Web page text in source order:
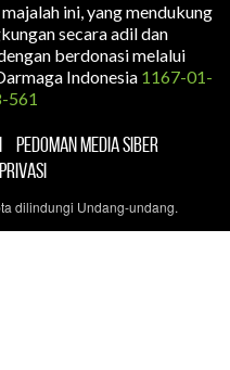
ini, yang mendukung
secara adil dan
berdonasi melalui
Indonesia 1167-01-
561
PEDOMAN MEDIA SIBER
dilindungi Undang-undang.